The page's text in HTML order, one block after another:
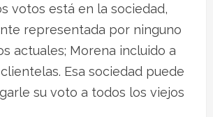
votos está en la sociedad,
representada por ninguno
actuales; Morena incluido a
Esa sociedad puede
su voto a todos los viejos